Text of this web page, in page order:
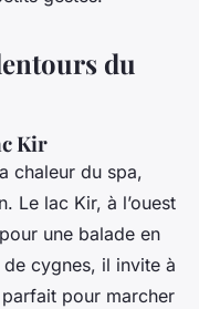
du
Kir
chaleur du spa,
Le lac Kir, à l’ouest
une balade en
cygnes, il invite à
parfait pour marcher